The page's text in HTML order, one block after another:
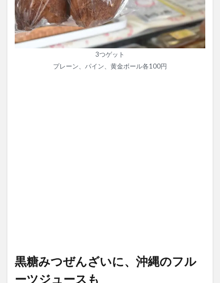
3つゲット
プレーン、パイン、黄金ボール各100円
黒糖みつぜんざいに、沖縄のフル
ーツジュースも